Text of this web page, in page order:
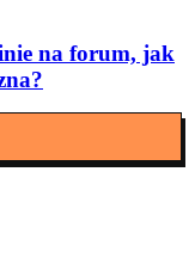
na forum, jak